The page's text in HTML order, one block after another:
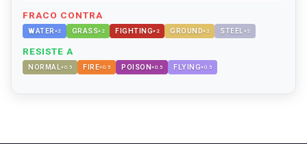
FRACO CONTRA
WATER ×2 GRASS× 2 FIGHTING× 2 GROUND× 2 STEEL ×2
RESISTE A
NORMAL×0.5 FIRE×0.5 POISON×0.5 FLYING×0.5